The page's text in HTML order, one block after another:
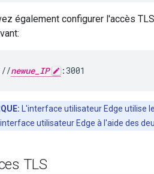
également configurer l'accès
newue_IP :3001
L'interface utilisateur Edge utilise
utilisateur Edge à l'aide des
TLS